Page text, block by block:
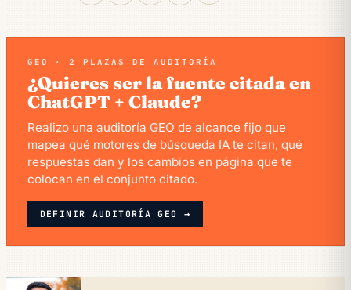
GEO · 2 PLAZAS DE AUDITORÍA
¿Quieres ser la fuente citada en
ChatGPT + Claude?
Realizo una auditoría GEO de alcance fijo que
mapea qué motores de búsqueda IA te citan, qué
respuestas dan y los cambios en página que te
colocan en el conjunto citado.
DEFINIR AUDITORÍA GEO →